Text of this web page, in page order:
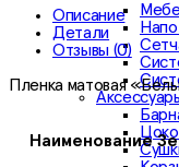
Описание
Детали
Отзывы (0)
Пленка матовая
Наименование